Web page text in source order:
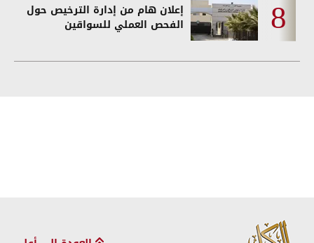
إعلان هام من إدارة الترخيص حول
الفحص العملي للسواقين